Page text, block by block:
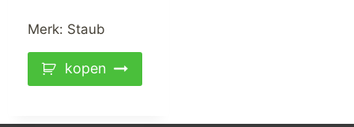
Merk: Staub
kopen